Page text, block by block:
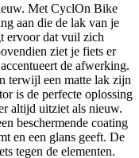
Met CyclOn Bike
aan die de lak van je
ervoor dat vuil zich
ziet je fiets er
de afwerking.
terwijl een matte lak zijn
is de perfecte oplossing
altijd uitziet als nieuw.
beschermende coating
en een glans geeft. De
tegen de elementen.